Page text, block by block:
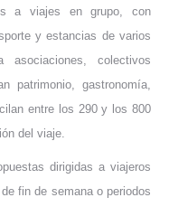
a viajes en grupo, con
y estancias de varios
colectivos
patrimonio, gastronomía,
entre los 290 y los 800
del viaje.
dirigidas a viajeros
fin de semana o periodos